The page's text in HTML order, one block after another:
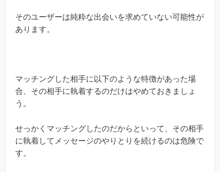
そのユーザーは純粋な出会いを求めていない可能性が
あります。
マッチングした相手に以下のような特徴があった場
合、その相手に執着するのだけはやめておきましょ
う。
せっかくマッチングしたのだからといって、その相手
に執着してメッセージのやりとりを続けるのは危険で
す。